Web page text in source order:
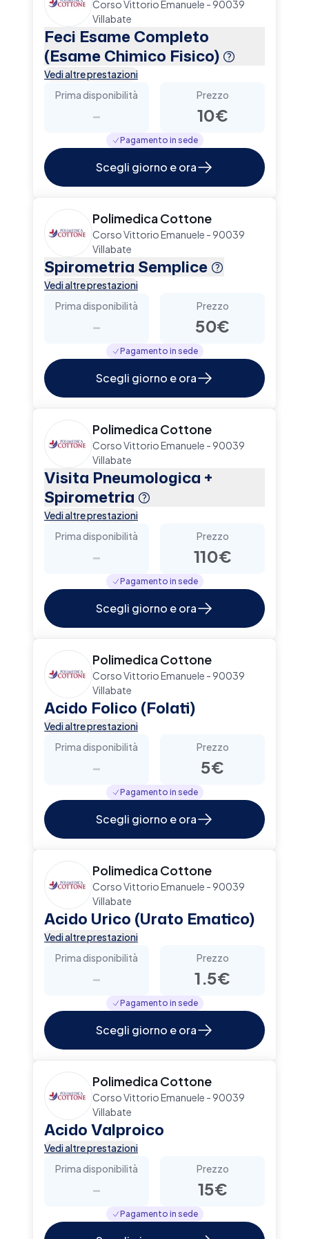
Corso Vittorio Emanuele - 90039
Villabate
Feci Esame Completo
(Esame Chimico Fisico)
Vedi altre prestazioni
Prima disponibilità
-
Prezzo
10€
Pagamento in sede
Scegli giorno e ora
Polimedica Cottone
Corso Vittorio Emanuele - 90039
Villabate
Spirometria Semplice
Vedi altre prestazioni
Prima disponibilità
-
Prezzo
50€
Pagamento in sede
Scegli giorno e ora
Polimedica Cottone
Corso Vittorio Emanuele - 90039
Villabate
Visita Pneumologica +
Spirometria
Vedi altre prestazioni
Prima disponibilità
-
Prezzo
110€
Pagamento in sede
Scegli giorno e ora
Polimedica Cottone
Corso Vittorio Emanuele - 90039
Villabate
Acido Folico (Folati)
Vedi altre prestazioni
Prima disponibilità
-
Prezzo
5€
Pagamento in sede
Scegli giorno e ora
Polimedica Cottone
Corso Vittorio Emanuele - 90039
Villabate
Acido Urico (Urato Ematico)
Vedi altre prestazioni
Prima disponibilità
-
Prezzo
1.5€
Pagamento in sede
Scegli giorno e ora
Polimedica Cottone
Corso Vittorio Emanuele - 90039
Villabate
Acido Valproico
Vedi altre prestazioni
Prima disponibilità
-
Prezzo
15€
Pagamento in sede